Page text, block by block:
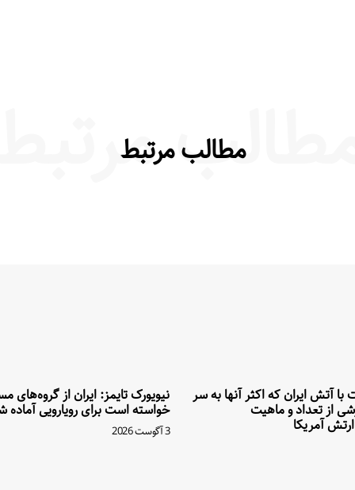
مطالب مرتبط
با آتش ایران که اکثر آنها به سر
از تعداد و ماهیت
آمریکا
نیویورک تایمز: ایران از گروه‌های
خواسته است برای رویارویی آماده
3 آگوست 2026